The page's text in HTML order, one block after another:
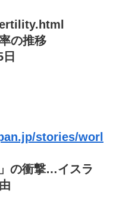
の推移
stories/worl
の衝撃…イスラ